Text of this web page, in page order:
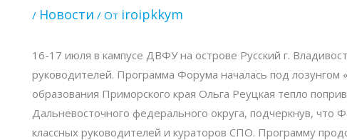
/ Новости / От iroipkkym
16-17 июля в кампусе ДВФУ на острове Русский г.
руководителей. Программа Форума началась под лозунгом
образования Приморского края Ольга Реуцкая тепло
Дальневосточного федерального округа, подчеркнув,
классных руководителей и кураторов СПО. Программу